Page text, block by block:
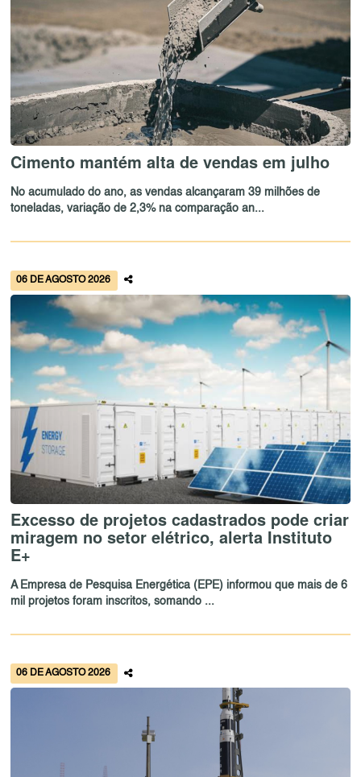
Cimento mantém alta de vendas em julho
No acumulado do ano, as vendas alcançaram 39 milhões de
toneladas, variação de 2,3% na comparação an...
06 DE AGOSTO 2026
Excesso de projetos cadastrados pode criar
miragem no setor elétrico, alerta Instituto
E+
A Empresa de Pesquisa Energética (EPE) informou que mais de 6
mil projetos foram inscritos, somando ...
06 DE AGOSTO 2026